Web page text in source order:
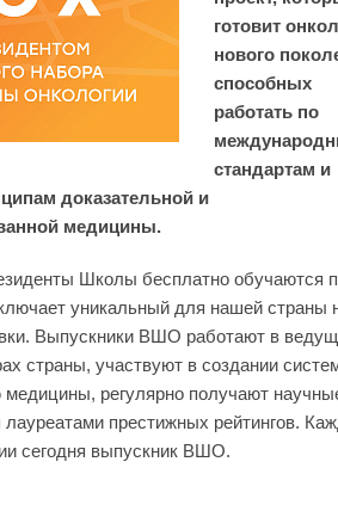
готовит
нового
способных
работать по
стандартам и
доказательной и
медицины.
Школы бесплатно обучаются
уникальный для нашей страны
Выпускники ВШО работают в
страны, участвуют в создании
медицины, регулярно получают
лауреатами престижных рейтингов.
сегодня выпускник ВШО.